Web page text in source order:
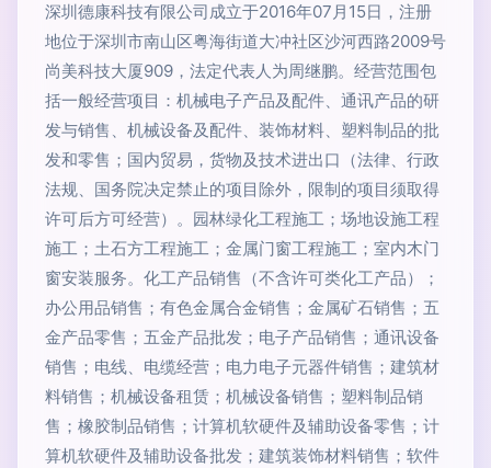
深圳德康科技有限公司成立于2016年07月15日，注册
地位于深圳市南山区粤海街道大冲社区沙河西路2009号
尚美科技大厦909，法定代表人为周继鹏。经营范围包
括一般经营项目：机械电子产品及配件、通讯产品的研
发与销售、机械设备及配件、装饰材料、塑料制品的批
发和零售；国内贸易，货物及技术进出口（法律、行政
法规、国务院决定禁止的项目除外，限制的项目须取得
许可后方可经营）。园林绿化工程施工；场地设施工程
施工；土石方工程施工；金属门窗工程施工；室内木门
窗安装服务。化工产品销售（不含许可类化工产品）；
办公用品销售；有色金属合金销售；金属矿石销售；五
金产品零售；五金产品批发；电子产品销售；通讯设备
销售；电线、电缆经营；电力电子元器件销售；建筑材
料销售；机械设备租赁；机械设备销售；塑料制品销
售；橡胶制品销售；计算机软硬件及辅助设备零售；计
算机软硬件及辅助设备批发；建筑装饰材料销售；软件